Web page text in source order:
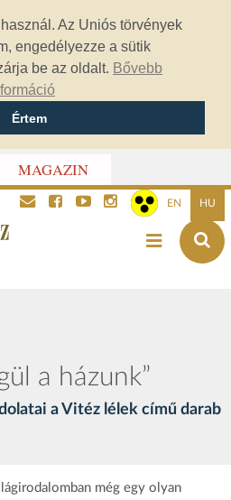
Az Uniós törvények
engedélyezze a sütik
be az oldalt. Bővebb
Értem
MAGAZIN
EN HU
a házunk”
a Vitéz lélek című darab
még egy olyan